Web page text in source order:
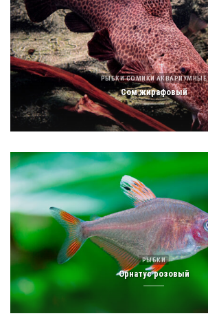
РЫБКИ СОМИКИ АКВАРИУМНЫЕ
Сом жирафовый
РЫБКИ
Орнатус розовый